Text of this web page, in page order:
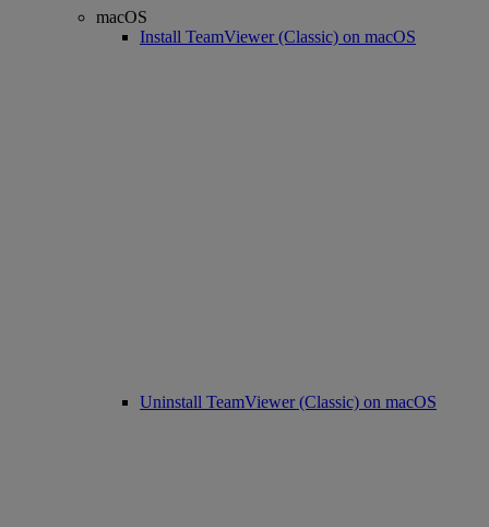
macOS
Install TeamViewer (Classic) on macOS
Uninstall TeamViewer (Classic) on macOS